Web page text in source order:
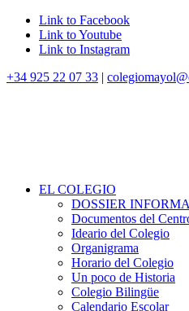
Link to Facebook
Link to Youtube
Link to Instagram
+34 925 22 07 33 |
EL COLEGIO
DOSSIER
Documentos del
Ideario del Colegio
Organigrama
Horario del Colegio
Un poco de Historia
Colegio Bilingüe
Calendario Escolar